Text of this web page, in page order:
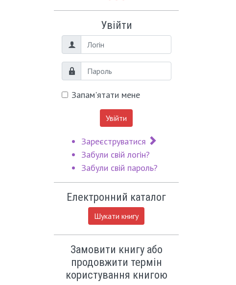
Увійти
Логін
Пароль
Запам'ятати мене
Увійти
Зареєструватися
Забули свій логін?
Забули свій пароль?
Електронний каталог
Шукати книгу
Замовити книгу або
продовжити термін
користування книгою